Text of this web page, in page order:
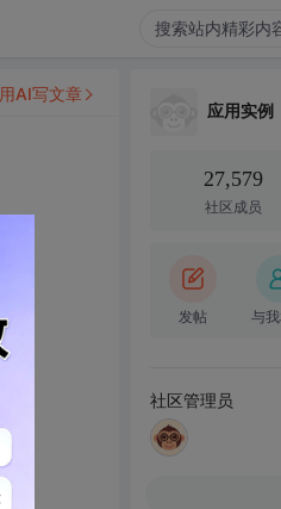
用AI写文章
应用实例
27,579
社区成员
发帖 与
社区管理员